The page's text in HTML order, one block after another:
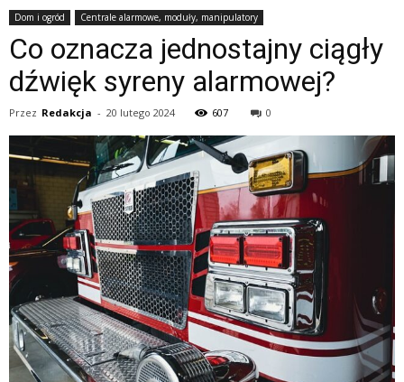
Dom i ogród Centrale alarmowe, moduły, manipulatory
Co oznacza jednostajny ciągły
dźwięk syreny alarmowej?
Przez Redakcja - 20 lutego 2024 607 0